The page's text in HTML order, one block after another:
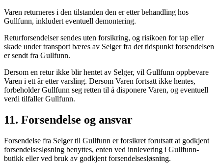
Varen returneres i den tilstanden den er etter behandling hos
Gullfunn, inkludert eventuell demontering.
Returforsendelser sendes uten forsikring, og risikoen for tap eller
skade under transport bæres av Selger fra det tidspunkt forsendelsen
er sendt fra Gullfunn.
Dersom en retur ikke blir hentet av Selger, vil Gullfunn oppbevare
Varen i ett år etter varsling. Dersom Varen fortsatt ikke hentes,
forbeholder Gullfunn seg retten til å disponere Varen, og eventuell
verdi tilfaller Gullfunn.
11. Forsendelse og ansvar
Forsendelse fra Selger til Gullfunn er forsikret forutsatt at godkjent
forsendelsesløsning benyttes, enten ved innlevering i Gullfunn-
butikk eller ved bruk av godkjent forsendelsesløsning.